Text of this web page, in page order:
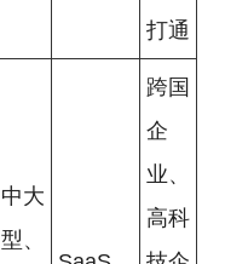
打通
中大
型、
跨国
企
业、
高科